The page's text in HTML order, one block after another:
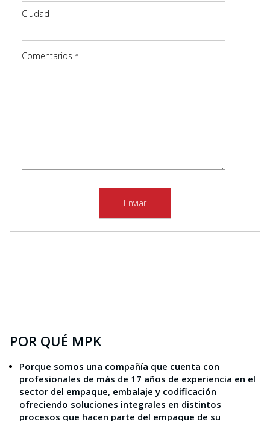
Ciudad
Comentarios *
POR QUÉ MPK
Porque somos una compañía que cuenta con
profesionales de más de 17 años de experiencia en el
sector del empaque, embalaje y codificación
ofreciendo soluciones integrales en distintos
procesos que hacen parte del empaque de su